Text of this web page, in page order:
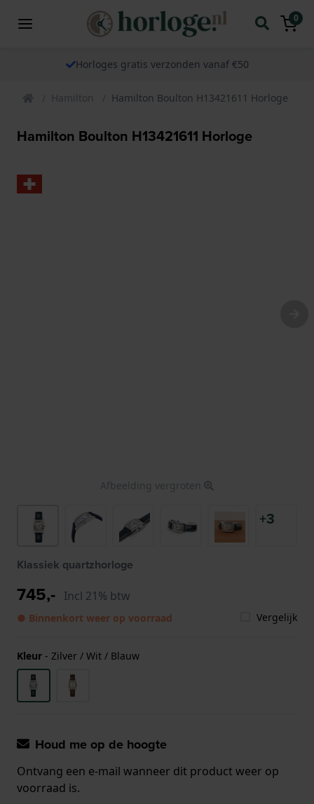
0
Horloges gratis verzonden vanaf €50
Hamilton Hamilton Boulton H13421611 Horloge
Hamilton Boulton H13421611 Horloge
Afbeelding vergroten
+3
Klassiek quartzhorloge
745,- Incl 21% btw
● Binnenkort weer op voorraad Vergelijk
Kleur - Zilver / Wit / Blauw
Houd me op de hoogte
Ontvang een e-mail wanneer dit product weer op
voorraad is.